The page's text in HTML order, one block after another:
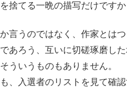
捨てる一晩の描写だけですか
言うのではなく、作家とは
あろう、互いに切磋琢磨し
ういうものもありません。
、入選者のリストを見て確認